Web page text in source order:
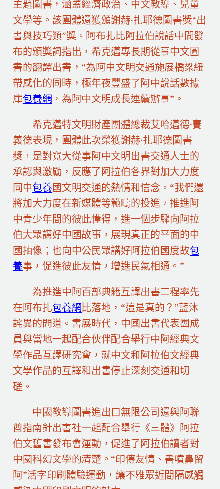
主題圖書，涵蓋經濟政治、中文教導、兒童
文學等。該團體還獲頒謝赫·扎耶德圖書獎“出
書與技巧類”獎。阿布扎比阿拉伯說話中間發
布的頒獎詞指出，希克邁專長期從事中文圖
書的翻譯出書，“為阿中文明交通施展橋梁紐
帶感化的同時，極年夜豐盛了阿中說話數據
庫包養網 ，為阿中文明成長連續辦事”。
希克邁特文明財產團體總裁艾哈邁德·賽
義德表現，團體此次榮獲謝赫·扎耶德圖書
獎，是對寬大從事阿中文明出書交通人士的
承認與激勵，反應了阿拉伯各界對加大力度
同中包養國文明交通的熱情和信念。“我們還
將加大力度在新媒體等範疇的投進，推進阿
中青少年間的彼此懂得，進一個步驟向阿拉
伯大眾講好中國故事，展現真正的平面的中
國抽像；也向中公民眾講好阿拉伯國度故包
養事，促進彼此友情，增進民氣相通。”
為推進中阿百部典籍互譯出書工程率先
在阿布扎包養網比落地，“這是真的？”藍沐
詫異的問道。書展時代，中國出書代表團成
員與當地一起配合伙伴配合舉行中阿經典文
學作品互譯研究會，就中文和阿拉伯文經典
文學作品的互譯和出書停止深刻交通和切
磋。
中國教導圖書進出口無限公司還與阿聯
酋指南針出書社一起配合舉行《三體》阿拉
伯文舊書發布會運動，促進了阿拉伯讀者對
中國科幻文學的清楚。“印傳友情、書噴鼻留
阿”活字印刷體驗運動，讓不雅眾近間隔感觸